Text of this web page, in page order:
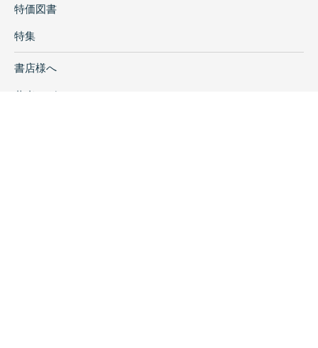
特価図書
特集
書店様へ
著者ログイン